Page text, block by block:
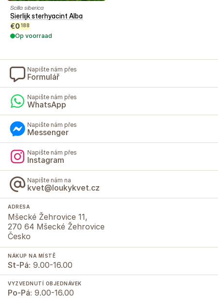
Scilla siberica
Sierlijk sterhyacint Alba
€0 188
Op voorraad
Napište nám přes
Formulář
Napište nám přes
WhatsApp
Napište nám přes
Messenger
Napište nám přes
Instagram
Napište nám na
kvet@loukykvet.cz
ADRESA
Mšecké Žehrovice 11,
270 64 Mšecké Žehrovice
Česko
NÁKUP NA MÍSTĚ
St-Pá: 9.00-16.00
VYZVEDNUTÍ OBJEDNÁVEK
Po-Pá: 9.00-16.00